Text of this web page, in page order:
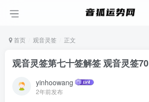
首页 观音灵签 正文
观音灵签第七十签解签 观音灵签70
yinhoowang
2年前发布